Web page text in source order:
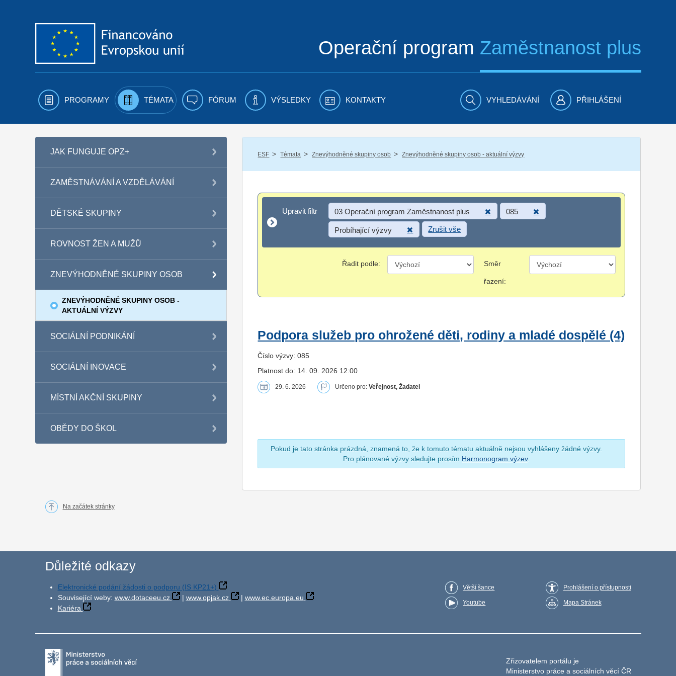
Operační program Zaměstnanost plus
PROGRAMY TÉMATA FÓRUM VÝSLEDKY KONTAKTY VYHLEDÁVÁNÍ PŘIHLÁŠENÍ
JAK FUNGUJE OPZ+
ZAMĚSTNÁVÁNÍ A VZDĚLÁVÁNÍ
DĚTSKÉ SKUPINY
ROVNOST ŽEN A MUŽŮ
ZNEVÝHODNĚNÉ SKUPINY OSOB
ZNEVÝHODNĚNÉ SKUPINY OSOB -
AKTUÁLNÍ VÝZVY
SOCIÁLNÍ PODNIKÁNÍ
SOCIÁLNÍ INOVACE
MÍSTNÍ AKČNÍ SKUPINY
OBĚDY DO ŠKOL
ESF / Témata / Znevýhodněné skupiny osob / Znevýhodněné skupiny osob - aktuální výzvy
Upravit filtr
Upravit filtr 03 Operační program Zaměstnanost plus 085
Probíhající výzvy Zrušit vše
Řadit podle: Směr
řazení:
Podpora služeb pro ohrožené děti, rodiny a mladé dospělé (4)
Číslo výzvy: 085
Platnost do: 14. 09. 2026 12:00
29. 6. 2026 Určeno pro:Veřejnost, Žadatel
Pokud je tato stránka prázdná, znamená to, že k tomuto tématu aktuálně nejsou vyhlášeny žádné výzvy.
Pro plánované výzvy sledujte prosím Harmonogram výzev.
Na začátek stránky
Důležité odkazy
Elektronické podání žádosti o podporu (IS KP21+)
Související weby: www.dotaceeu.cz | www.opjak.cz | www.ec.europa.eu
Kariéra
Větší šance
Youtube
Prohlášení o přístupnosti
Mapa Stránek
Zřizovatelem portálu je
Ministerstvo práce a sociálních věcí ČR